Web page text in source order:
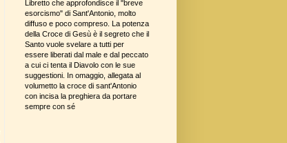
Libretto che approfondisce il "breve
esorcismo" di Sant'Antonio, molto
diffuso e poco compreso. La potenza
della Croce di Gesù è il segreto che il
Santo vuole svelare a tutti per
essere liberati dal male e dal peccato
a cui ci tenta il Diavolo con le sue
suggestioni. In omaggio, allegata al
volumetto la croce di sant'Antonio
con incisa la preghiera da portare
sempre con sé